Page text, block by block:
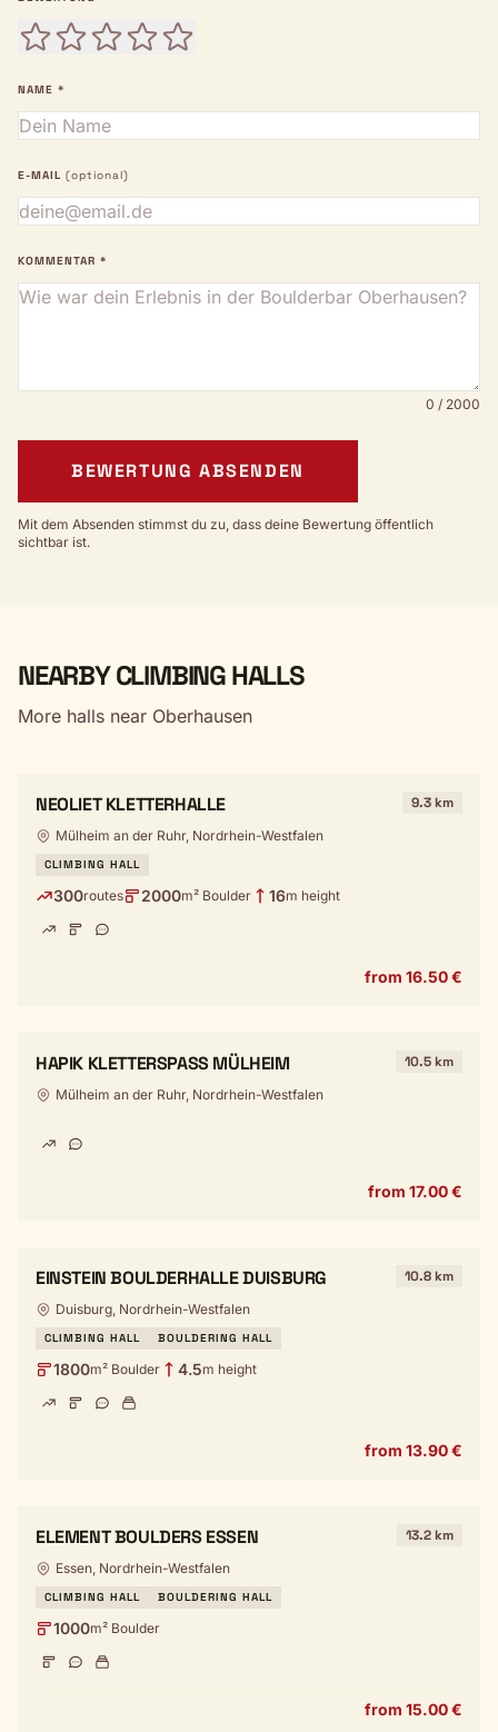
NAME *
E-MAIL (optional)
KOMMENTAR *
0 / 2000
BEWERTUNG ABSENDEN
Mit dem Absenden stimmst du zu, dass deine Bewertung öffentlich
sichtbar ist.
NEARBY CLIMBING HALLS
More halls near Oberhausen
NEOLIET KLETTERHALLE 9.3 km
Mülheim an der Ruhr, Nordrhein-Westfalen
CLIMBING HALL
300routes 2000m² Boulder 16m height
from 16.50 €
HAPIK KLETTERSPASS MÜLHEIM 10.5 km
Mülheim an der Ruhr, Nordrhein-Westfalen
from 17.00 €
EINSTEIN BOULDERHALLE DUISBURG 10.8 km
Duisburg, Nordrhein-Westfalen
CLIMBING HALL BOULDERING HALL
1800m² Boulder 4.5m height
from 13.90 €
ELEMENT BOULDERS ESSEN 13.2 km
Essen, Nordrhein-Westfalen
CLIMBING HALL BOULDERING HALL
1000m² Boulder
from 15.00 €